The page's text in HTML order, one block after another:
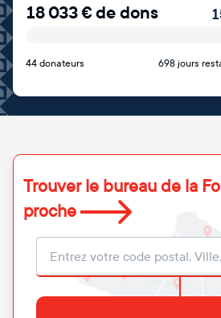
18 033€de dons
44 donateurs 698 jours
Trouver le bureau de la
proche
Localisation